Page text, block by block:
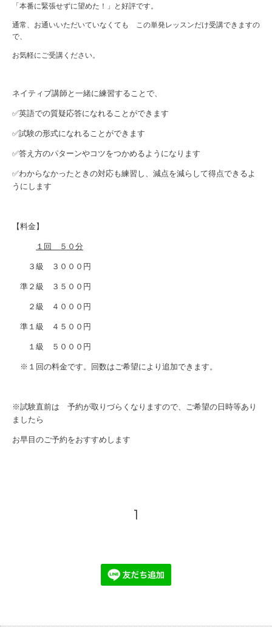
「本番に緊張せずに望めた！」と好評です。
通常、お通いいただいていなくても この単発レッスンだけ受講できますの
で、
お気軽にご受講ください。
ネイティブ講師と一緒に練習することで、
✅英語での質疑応答になれることができます
✅試験の形式になれることができます
✅答え方のパターンやコツをつかめるようになります
✅わからなかったときの対応も練習し、減点を減らして得点できるよ
うにします
【料金】
１回 ５０分
３級 ３０００円
準２級 ３５００円
２級 ４０００円
準１級 ４５００円
１級 ５０００円
※１回の料金です。回数はご希望により追加できます。
※試験直前は 予約が取りづらくなりますので、ご希望の日時等あり
ましたら
お早目のご予約をおすすめします
1